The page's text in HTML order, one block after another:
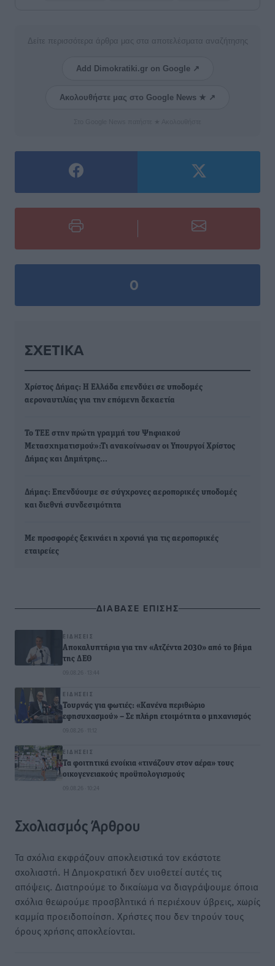
Δείτε περισσότερα άρθρα μας στα αποτελέσματα αναζήτησης
Add Dimokratiki.gr on Google ↗
Ακολουθήστε μας στο Google News ★ ↗
0
ΣΧΕΤΙΚΆ
Χρίστος Δήμας: Η Ελλάδα επενδύει σε υποδομές
αεροναυτιλίας για την επόμενη δεκαετία
Το ΤΕΕ στην πρώτη γραμμή του Ψηφιακού
Μετασχηματισμού»:Τι ανακοίνωσαν οι Υπουργοί Χρίστος
Δήμας και Δημήτρης…
Δήμας: Επενδύουμε σε σύγχρονες αεροπορικές υποδομές
και διεθνή συνδεσιμότητα
Με προσφορές ξεκινάει η χρονιά για τις αεροπορικές
εταιρείες
ΔΙΑΒΑΣΕ ΕΠΙΣΗΣ
ΕΙΔΉΣΕΙΣ
Αποκαλυπτήρια για την «Ατζέντα 2030» από το βήμα
της ΔΕΘ
09.08.26 · 13:44
ΕΙΔΉΣΕΙΣ
Τουρνάς για φωτιές: «Κανένα περιθώριο
εφησυχασμού» – Σε πλήρη ετοιμότητα ο μηχανισμός
09.08.26 · 11:12
ΕΙΔΉΣΕΙΣ
Τα φοιτητικά ενοίκια «τινάζουν στον αέρα» τους
οικογενειακούς προϋπολογισμούς
09.08.26 · 10:24
Σχολιασμός Άρθρου
Τα σχόλια εκφράζουν αποκλειστικά τον εκάστοτε
σχολιαστή. Η Δημοκρατική δεν υιοθετεί αυτές τις
απόψεις. Διατηρούμε το δικαίωμα να διαγράψουμε όποια
σχόλια θεωρούμε προσβλητικά ή περιέχουν ύβρεις, χωρίς
καμμία προειδοποίηση. Χρήστες που δεν τηρούν τους
όρους χρήσης αποκλείονται.